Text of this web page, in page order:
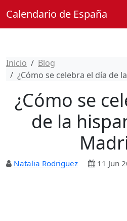
Calendario de España
Inicio
Blog
¿Cómo se celebra el día de
¿Cómo se
de la
Natalia Rodriguez 11 Jun